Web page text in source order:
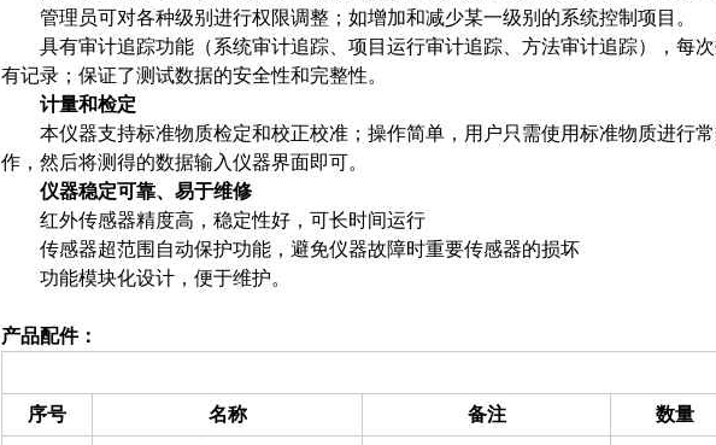
管理员可对各种级别进行权限调整；如增加和减少某一级别的系统控制项目。
具有审计追踪功能（系统审计追踪、项目运行审计追踪、方法审计追踪），每
有记录；保证了测试数据的安全性和完整性。
计量和检定
本仪器支持标准物质检定和校正校准；操作简单，用户只需使用标准物质进行
作，然后将测得的数据输入仪器界面即可。
仪器稳定可靠、易于维修
红外传感器精度高，稳定性好，可长时间运行
传感器超范围自动保护功能，避免仪器故障时重要传感器的损坏
功能模块化设计，便于维护。
产品配件：
序号 名称 备注 数量